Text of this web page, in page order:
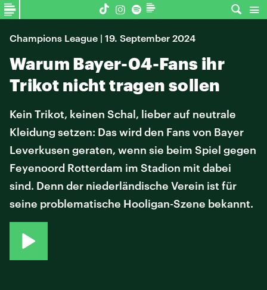
Champions League | 19. September 2024
Warum Bayer-04-Fans ihr
Trikot nicht tragen sollen
Kein Trikot, keinen Schal, lieber auf neutrale
Kleidung setzen: Das wird den Fans von Bayer
Leverkusen geraten, wenn sie beim Spiel gegen
Feyenoord Rotterdam im Stadion mit dabei
sind. Denn der niederländische Verein ist für
seine problematische Hooligan-Szene bekannt.